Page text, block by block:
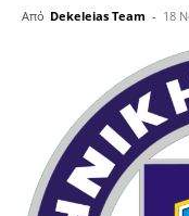
Από Dekeleias Team - 18